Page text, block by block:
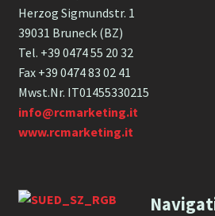
Herzog Sigmundstr. 1
39031 Bruneck (BZ)
Tel. +39 0474 55 20 32
Fax +39 0474 83 02 41
Mwst.Nr. IT01455330215
info@rcmarketing.it
www.rcmarketing.it